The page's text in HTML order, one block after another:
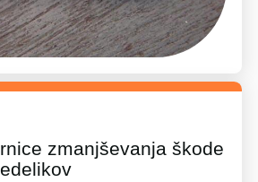
zmanjševanja škode